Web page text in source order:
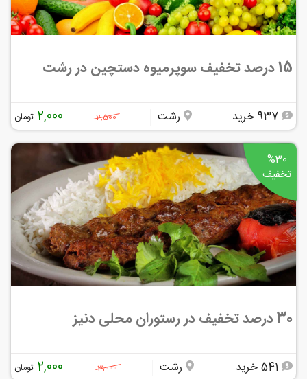
15 درصد تخفیف سوپرمیوه دستچین در رشت
رشت 2,500
2,000 تومان
%30
تخفیف
30 درصد تخفیف در رستوران محلی دنیز
رشت 3,000
2,000 تومان